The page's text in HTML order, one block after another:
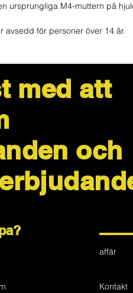
ursprungliga M4-muttern på
avsedd för personer över 14 år.
med att
och
affär
Kontakt